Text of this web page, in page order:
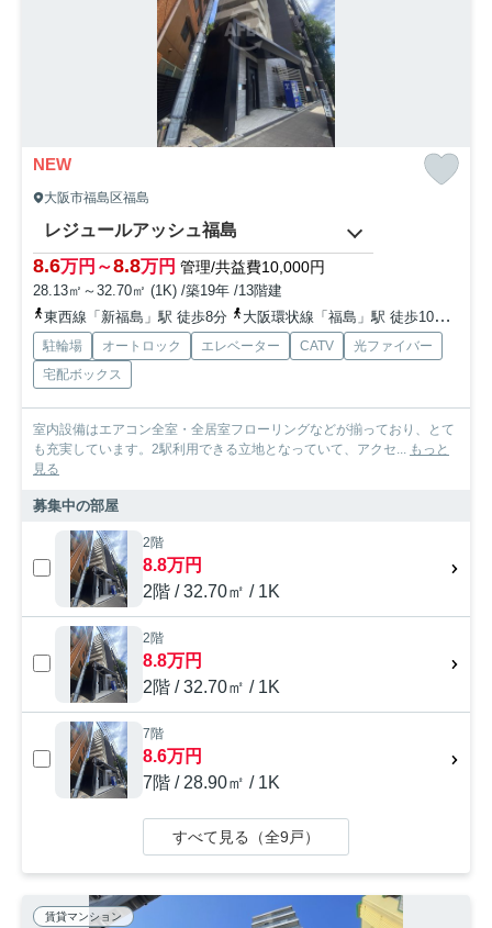
NEW
大阪市福島区福島
レジュールアッシュ福島
8.6万円～8.8万円 管理/共益費10,000円
28.13㎡～32.70㎡ (1K) /築19年 /13階建
東西線「新福島」駅 徒歩8分
大阪環状線「福島」駅 徒歩10分
駐輪場 オートロック エレベーター CATV
光ファイバー
宅配ボックス
室内設備はエアコン全室・全居室フローリングなどが揃っており、とて
も充実しています。2駅利用できる立地となっていて、アクセ... もっと
見る
募集中の部屋
2階
8.8万円
2階 / 32.70㎡ / 1K
2階
8.8万円
2階 / 32.70㎡ / 1K
7階
8.6万円
7階 / 28.90㎡ / 1K
すべて見る（全9戸）
賃貸マンション